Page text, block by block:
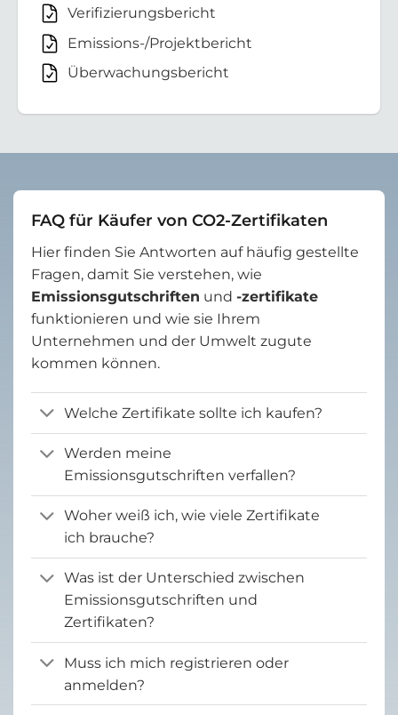
Verifizierungsbericht
Emissions-/Projektbericht
Überwachungsbericht
FAQ für Käufer von CO2-Zertifikaten
Hier finden Sie Antworten auf häufig gestellte
Fragen, damit Sie verstehen, wie
Emissionsgutschriften und -zertifikate
funktionieren und wie sie Ihrem
Unternehmen und der Umwelt zugute
kommen können.
Welche Zertifikate sollte ich kaufen?
Werden meine
Emissionsgutschriften verfallen?
Woher weiß ich, wie viele Zertifikate
ich brauche?
Was ist der Unterschied zwischen
Emissionsgutschriften und
Zertifikaten?
Muss ich mich registrieren oder
anmelden?